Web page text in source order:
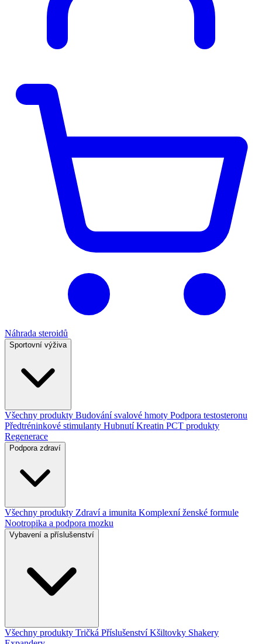
Náhrada steroidů
Sportovní výživa
Všechny produkty Budování svalové hmoty Podpora testosteronu
Předtréninkové stimulanty HubnutíKreatin PCT produkty
Regenerace
Podpora zdraví
Všechny produkty Zdraví a imunita Komplexní ženské formule
Nootropika a podpora mozku
Vybavení a příslušenství
Všechny produkty Tričká PříslušenstvíKšiltovky Shakery